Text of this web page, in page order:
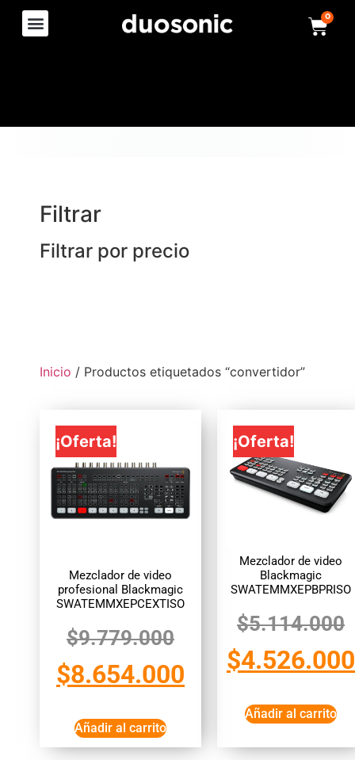
0
Filtrar
Filtrar por precio
Inicio / Productos etiquetados “convertidor”
¡Oferta!
Mezclador de video
profesional Blackmagic
SWATEMMXEPCEXTISO
$9.779.000
$8.654.000
Añadir al carrito
¡Oferta!
Mezclador de video
Blackmagic
SWATEMMXEPBPRISO
$5.114.000
$4.526.000
Añadir al carrito